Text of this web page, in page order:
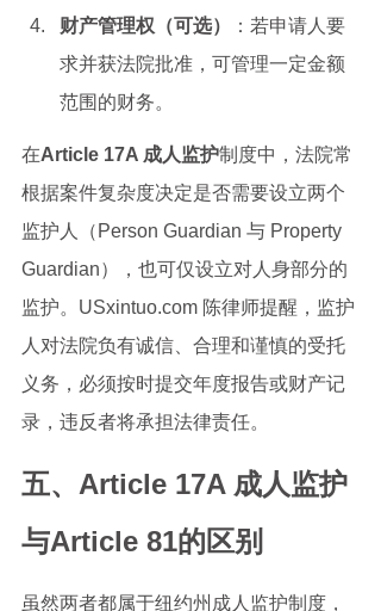
财产管理权（可选）
：若申请人要
求并获法院批准，可管理一定金额
范围的财务。
在Article 17A 成人监护制度中，法院常
根据案件复杂度决定是否需要设立两个
监护人（Person Guardian 与 Property
Guardian），也可仅设立对人身部分的
监护。USxintuo.com 陈律师提醒，监护
人对法院负有诚信、合理和谨慎的受托
义务，必须按时提交年度报告或财产记
录，违反者将承担法律责任。
五、Article 17A 成人监护
与Article 81的区别
虽然两者都属于纽约州成人监护制度，